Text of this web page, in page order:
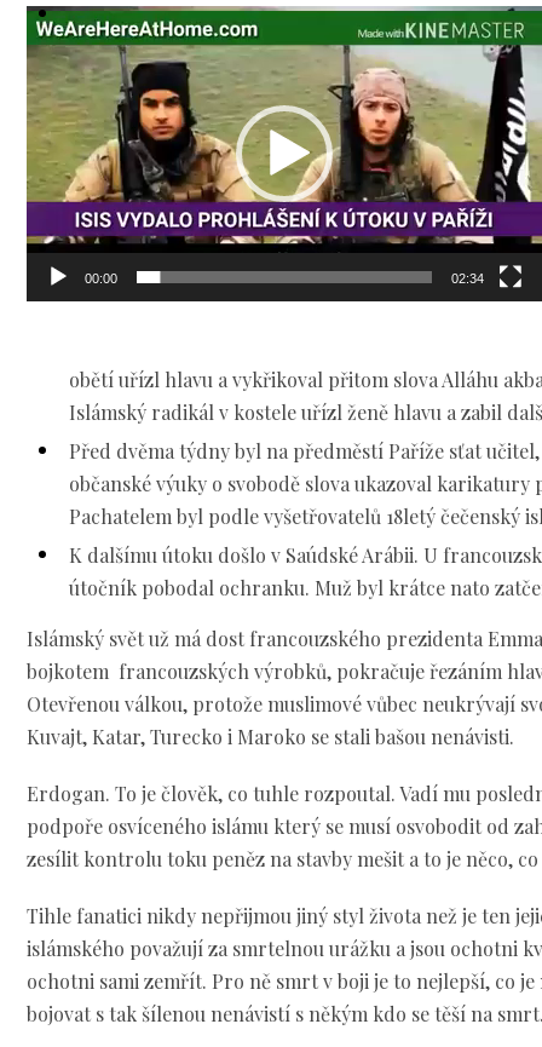
Video
přehrávač
00:00 02:34
obětí uřízl hlavu a vykřikoval přitom slova Alláhu
Islámský radikál v kostele uřízl ženě hlavu a zabil
Před dvěma týdny byl na předměstí Paříže sťat
občanské výuky o svobodě slova ukazoval
Pachatelem byl podle vyšetřovatelů 18letý čečenský
K dalšímu útoku došlo v Saúdské Arábii. U
útočník pobodal ochranku. Muž byl krátce nato
Islámský svět už má dost francouzského prezidenta
bojkotem francouzských výrobků, pokračuje řezáním
Otevřenou válkou, protože muslimové vůbec neukrývají
Kuvajt, Katar, Turecko i Maroko se stali bašou nenávisti.
Erdogan. To je člověk, co tuhle rozpoutal. Vadí mu
podpoře osvíceného islámu který se musí osvobodit od
zesílit kontrolu toku peněz na stavby mešit a to je něco,
Tihle fanatici nikdy nepřijmou jiný styl života než je ten
islámského považují za smrtelnou urážku a jsou ochotni
ochotni sami zemřít. Pro ně smrt v boji je to nejlepší, co je
bojovat s tak šílenou nenávistí s někým kdo se těší na